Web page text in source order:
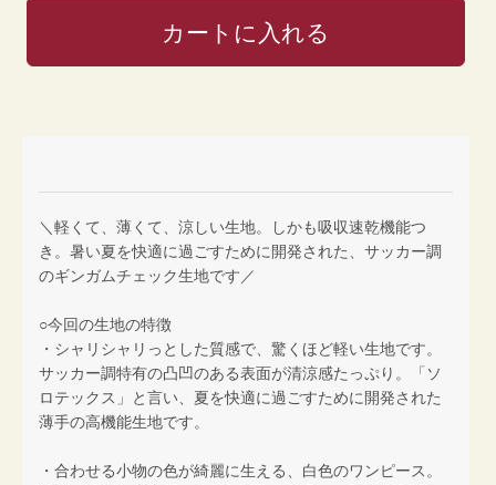
＼軽くて、薄くて、涼しい生地。しかも吸収速乾機能つ
き。暑い夏を快適に過ごすために開発された、サッカー調
のギンガムチェック生地です／
○今回の生地の特徴
・シャリシャリっとした質感で、驚くほど軽い生地です。
サッカー調特有の凸凹のある表面が清涼感たっぷり。「ソ
ロテックス」と言い、夏を快適に過ごすために開発された
薄手の高機能生地です。
・合わせる小物の色が綺麗に生える、白色のワンピース。